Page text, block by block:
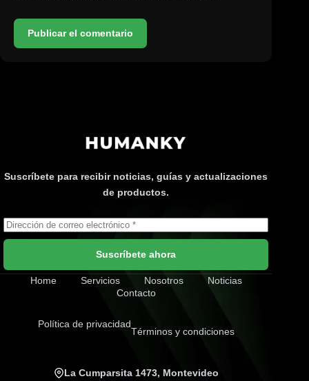
Publicar el comentario
Suscríbete para recibir noticias, guías y actualizaciones
de productos.
Suscríbete ahora
Home Servicios Nosotros
Noticias
Contacto
Política de privacidad
Términos y condiciones
La Cumparsita 1473, Montevideo